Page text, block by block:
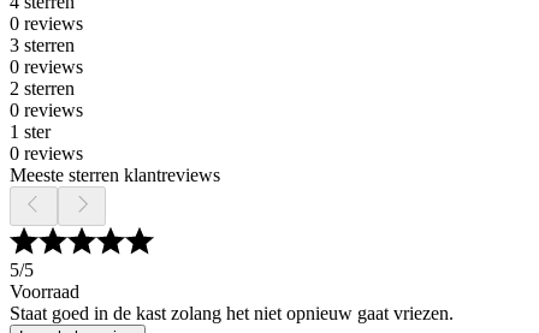
0 reviews
3 sterren
0 reviews
2 sterren
0 reviews
1 ster
0 reviews
Meeste sterren klantreviews
5/5
Voorraad
Staat goed in de kast zolang het niet opnieuw gaat vriezen.